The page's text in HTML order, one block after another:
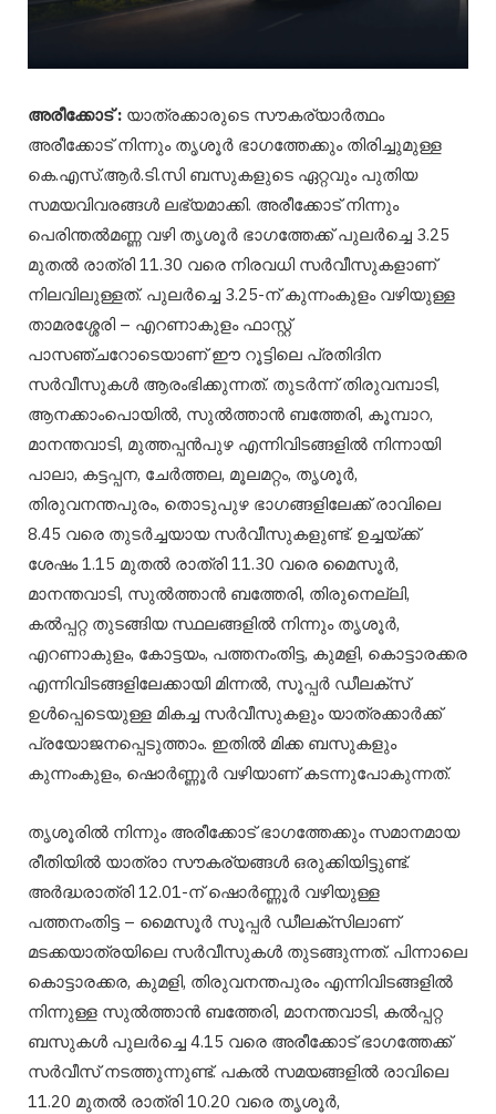
അരീക്കോട് : യാത്രക്കാരുടെ സൗകര്യാർത്ഥം
അരീക്കോട് നിന്നും തൃശൂർ ഭാഗത്തേക്കും തിരിച്ചുമുള്ള
കെ.എസ്.ആർ.ടി.സി ബസുകളുടെ ഏറ്റവും പുതിയ
സമയവിവരങ്ങൾ ലഭ്യമാക്കി. അരീക്കോട് നിന്നും
പെരിന്തൽമണ്ണ വഴി തൃശൂർ ഭാഗത്തേക്ക് പുലർച്ചെ 3.25
മുതൽ രാത്രി 11.30 വരെ നിരവധി സർവീസുകളാണ്
നിലവിലുള്ളത്. പുലർച്ചെ 3.25-ന് കുന്നംകുളം വഴിയുള്ള
താമരശ്ശേരി – എറണാകുളം ഫാസ്റ്റ്
പാസഞ്ചറോടെയാണ് ഈ റൂട്ടിലെ പ്രതിദിന
സർവീസുകൾ ആരംഭിക്കുന്നത്. തുടർന്ന് തിരുവമ്പാടി,
ആനക്കാംപൊയിൽ, സുൽത്താൻ ബത്തേരി, കൂമ്പാറ,
മാനന്തവാടി, മുത്തപ്പൻപുഴ എന്നിവിടങ്ങളിൽ നിന്നായി
പാലാ, കട്ടപ്പന, ചേർത്തല, മൂലമറ്റം, തൃശൂർ,
തിരുവനന്തപുരം, തൊടുപുഴ ഭാഗങ്ങളിലേക്ക് രാവിലെ
8.45 വരെ തുടർച്ചയായ സർവീസുകളുണ്ട്. ഉച്ചയ്ക്ക്
ശേഷം 1.15 മുതൽ രാത്രി 11.30 വരെ മൈസൂർ,
മാനന്തവാടി, സുൽത്താൻ ബത്തേരി, തിരുനെല്ലി,
കൽപ്പറ്റ തുടങ്ങിയ സ്ഥലങ്ങളിൽ നിന്നും തൃശൂർ,
എറണാകുളം, കോട്ടയം, പത്തനംതിട്ട, കുമളി, കൊട്ടാരക്കര
എന്നിവിടങ്ങളിലേക്കായി മിന്നൽ, സൂപ്പർ ഡീലക്സ്
ഉൾപ്പെടെയുള്ള മികച്ച സർവീസുകളും യാത്രക്കാർക്ക്
പ്രയോജനപ്പെടുത്താം. ഇതിൽ മിക്ക ബസുകളും
കുന്നംകുളം, ഷൊർണ്ണൂർ വഴിയാണ് കടന്നുപോകുന്നത്.
തൃശൂരിൽ നിന്നും അരീക്കോട് ഭാഗത്തേക്കും സമാനമായ
രീതിയിൽ യാത്രാ സൗകര്യങ്ങൾ ഒരുക്കിയിട്ടുണ്ട്.
അർദ്ധരാത്രി 12.01-ന് ഷൊർണ്ണൂർ വഴിയുള്ള
പത്തനംതിട്ട – മൈസൂർ സൂപ്പർ ഡീലക്സിലാണ്
മടക്കയാത്രയിലെ സർവീസുകൾ തുടങ്ങുന്നത്. പിന്നാലെ
കൊട്ടാരക്കര, കുമളി, തിരുവനന്തപുരം എന്നിവിടങ്ങളിൽ
നിന്നുള്ള സുൽത്താൻ ബത്തേരി, മാനന്തവാടി, കൽപ്പറ്റ
ബസുകൾ പുലർച്ചെ 4.15 വരെ അരീക്കോട് ഭാഗത്തേക്ക്
സർവീസ് നടത്തുന്നുണ്ട്. പകൽ സമയങ്ങളിൽ രാവിലെ
11.20 മുതൽ രാത്രി 10.20 വരെ തൃശൂർ,